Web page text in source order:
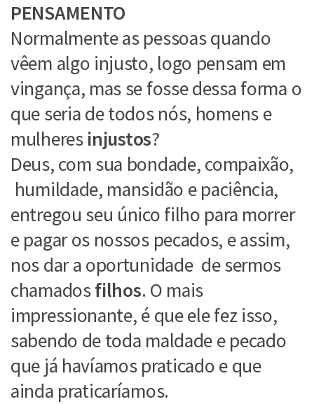
PENSAMENTO
Normalmente as pessoas quando
vêem algo injusto, logo pensam em
vingança, mas se fosse dessa forma o
que seria de todos nós, homens e
mulheres injustos?
Deus, com sua bondade, compaixão,
humildade, mansidão e paciência,
entregou seu único filho para morrer
e pagar os nossos pecados, e assim,
nos dar a oportunidade de sermos
chamadosfilhos. O mais
impressionante, é que ele fez isso,
sabendo de toda maldade e pecado
que já havíamos praticado e que
ainda praticaríamos.